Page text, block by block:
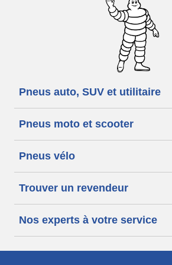
Pneus auto, SUV et utilitaire
Pneus moto et scooter
Pneus vélo
Trouver un revendeur
Nos experts à votre service